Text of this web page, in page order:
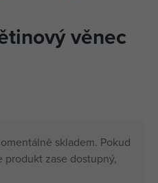
věnec
skladem. Pokud
zase dostupný,